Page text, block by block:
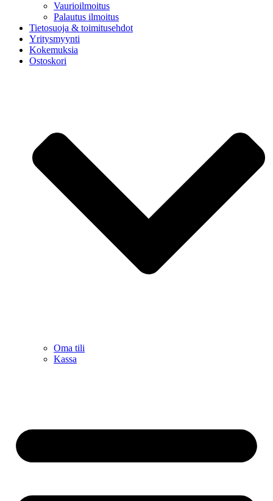
Vaurioilmoitus
Palautus ilmoitus
Tietosuoja & toimitusehdot
Yritysmyynti
Kokemuksia
Ostoskori
Oma tili
Kassa